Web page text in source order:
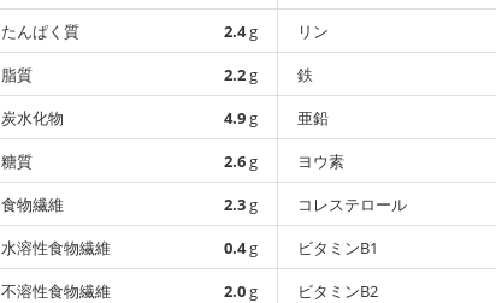
たんぱく質
2.4g
脂質
2.2g
炭水化物
4.9g
糖質
2.6g
食物繊維
2.3g
水溶性食物繊維
0.4g
不溶性食物繊維
2.0g
リン
鉄
亜鉛
ヨウ素
コレステロール
ビタミンB1
ビタミンB2